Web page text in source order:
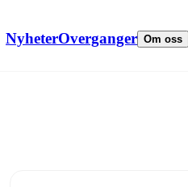
NyheterOverganger Om oss